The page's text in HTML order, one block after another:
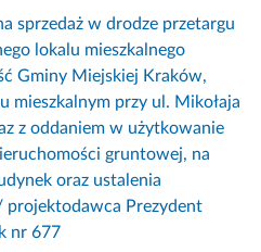
sprzedaż w drodze przetargu
lokalu mieszkalnego
Gminy Miejskiej Kraków,
mieszkalnym przy ul. Mikołaja
z oddaniem w użytkowanie
gruntowej, na
oraz ustalenia
Prezydent
nr 677